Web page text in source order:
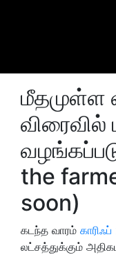
மீதமுள்ள
the
soon)
கடந்த வாரம்
லட்சத்துக்கும்